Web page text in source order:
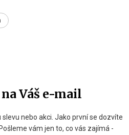
Váš e-mail
nebo akci. Jako první se dozvíte
vám jen to, co vás zajímá -